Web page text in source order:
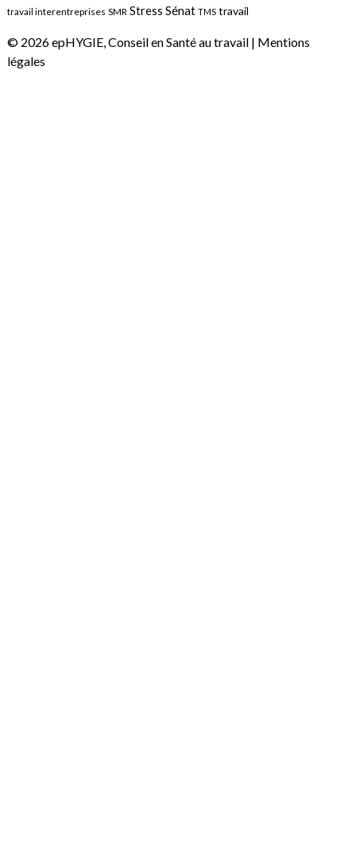
travail interentreprises SMR Stress Sénat TMS travail
© 2026 epHYGIE, Conseil en Santé au travail | Mentions
légales